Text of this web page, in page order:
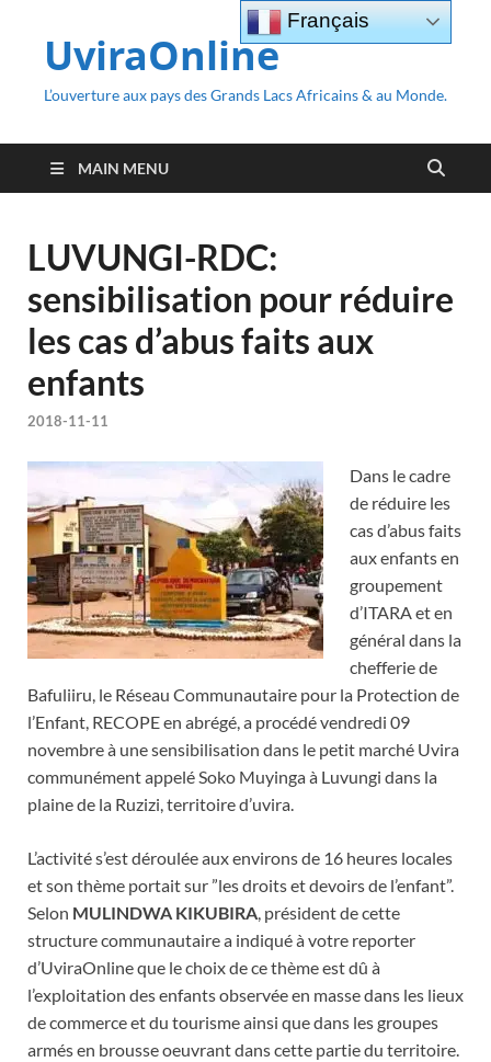
UviraOnline
L’ouverture aux pays des Grands Lacs Africains & au Monde.
MAIN MENU
LUVUNGI-RDC:
sensibilisation pour réduire
les cas d’abus faits aux
enfants
2018-11-11
Dans le cadre
de réduire les
cas d’abus faits
aux enfants en
groupement
d’ITARA et en
général dans la
chefferie de
Bafuliiru, le Réseau Communautaire pour la Protection de
l’Enfant, RECOPE en abrégé, a procédé vendredi 09
novembre à une sensibilisation dans le petit marché Uvira
communément appelé Soko Muyinga à Luvungi dans la
plaine de la Ruzizi, territoire d’uvira.
L’activité s’est déroulée aux environs de 16 heures locales
et son thème portait sur ”les droits et devoirs de l’enfant”.
Selon MULINDWA KIKUBIRA, président de cette
structure communautaire a indiqué à votre reporter
d’UviraOnline que le choix de ce thème est dû à
l’exploitation des enfants observée en masse dans les lieux
de commerce et du tourisme ainsi que dans les groupes
armés en brousse oeuvrant dans cette partie du territoire.
Français